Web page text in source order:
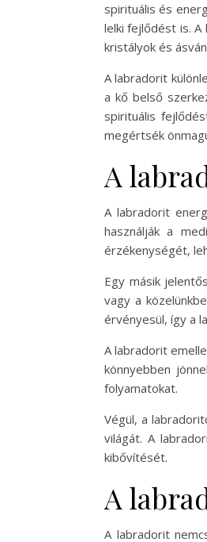
spirituális és
lelki fejlődést is. A
kristályok és
A labradorit
a kő belső
spirituális
megértsék
A
A labradorit
használják a
érzékenységét,
Egy másik
vagy a
érvényesül, így a
A labradorit
könnyebben
folyamatokat.
Végül, a
világát. A
kibővítését.
A
A labradorit